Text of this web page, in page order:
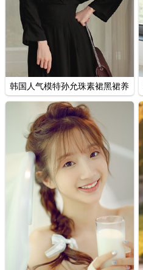
韩国人气模特孙允珠素裙黑裙养
眼图片